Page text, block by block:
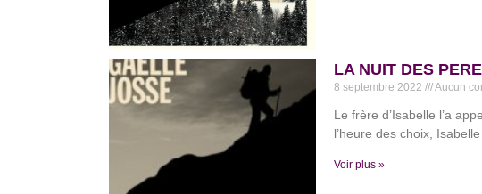
LA NUIT DES
8 septembre 2022 Aucun
Le frère d’Isabelle l’a
l’heure des choix,
Voir plus »